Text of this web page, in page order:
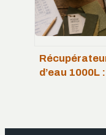
d’eau 1000L